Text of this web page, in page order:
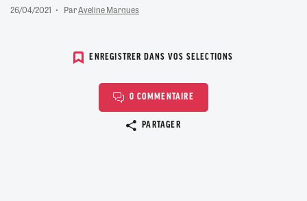
26/04/2021 ParAveline Marques
ENREGISTRER DANS VOS SELECTIONS
0 COMMENTAIRE
PARTAGER